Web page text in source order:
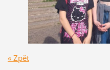
« Zpět